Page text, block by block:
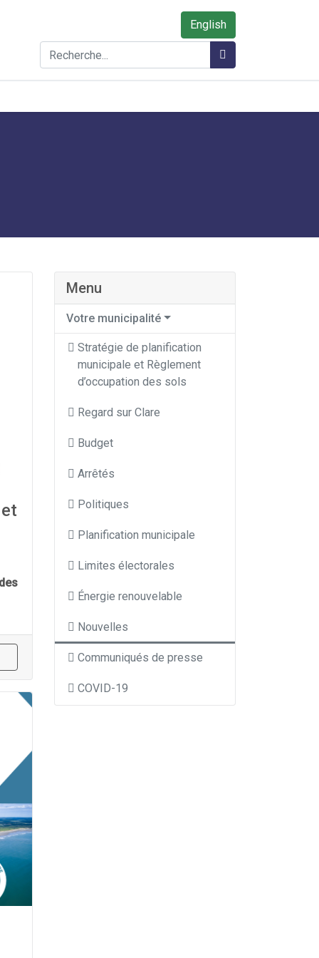
English
Rechercher
Menu
Votre municipalité
Stratégie de planification
municipale et Règlement
d’occupation des sols
Regard sur Clare
Budget
Arrêtés
Politiques
Planification municipale
Limites électorales
Énergie renouvelable
Nouvelles
Communiqués de presse
COVID-19